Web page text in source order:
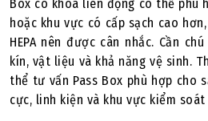
Box có khóa liên động có thể phù
hoặc khu vực có cấp sạch cao
HEPA nên được cân nhắc. Cần
kín, vật liệu và khả năng vệ sinh.
thể tư vấn Pass Box phù hợp cho
cực, linh kiện và khu vực kiểm soát